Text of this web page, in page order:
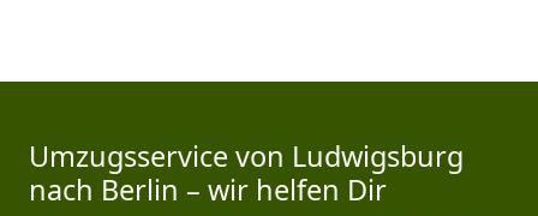
Umzugsservice von Ludwigsburg
nach Berlin – wir helfen Dir